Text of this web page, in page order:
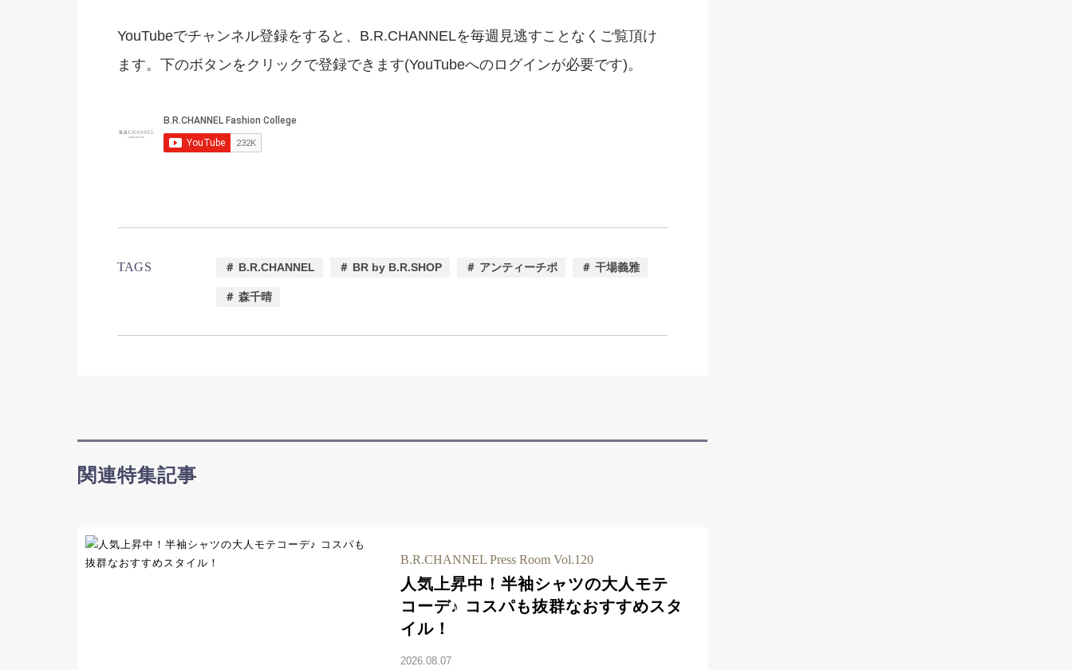
YouTubeでチャンネル登録をすると、B.R.CHANNELを毎週見逃すことなくご覧頂け
ます。下のボタンをクリックで登録できます(YouTubeへのログインが必要です)。
TAGS ＃ B.R.CHANNEL ＃ BR by B.R.SHOP ＃ アンティーチポ ＃ 干場義雅
＃ 森千晴
関連特集記事
B.R.CHANNEL Press Room Vol.120
人気上昇中！半袖シャツの大人モテ
コーデ♪ コスパも抜群なおすすめスタ
イル！
2026.08.07